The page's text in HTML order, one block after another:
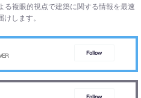
る複眼的視点で建築に関する情報を最速
けします。
Follow
Follow